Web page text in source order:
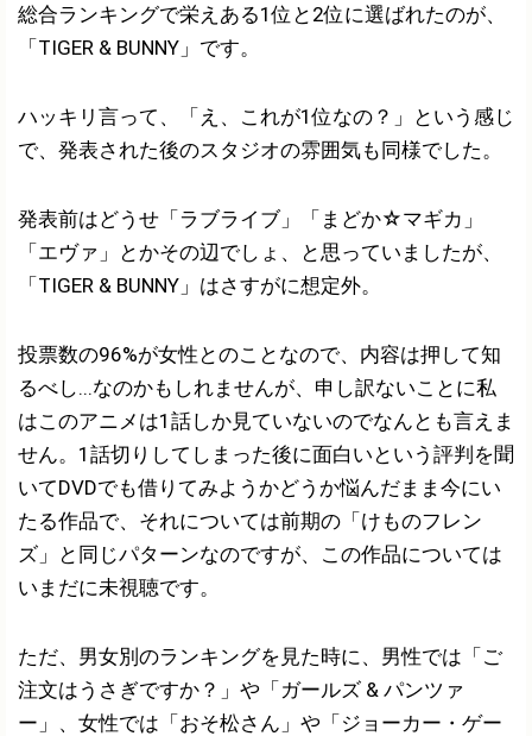
総合ランキングで栄えある1位と2位に選ばれたのが、
「TIGER & BUNNY」です。
ハッキリ言って、「え、これが1位なの？」という感じ
で、発表された後のスタジオの雰囲気も同様でした。
発表前はどうせ「ラブライブ」「まどか☆マギカ」
「エヴァ」とかその辺でしょ、と思っていましたが、
「TIGER & BUNNY」はさすがに想定外。
投票数の96%が女性とのことなので、内容は押して知
るべし...なのかもしれませんが、申し訳ないことに私
はこのアニメは1話しか見ていないのでなんとも言えま
せん。1話切りしてしまった後に面白いという評判を聞
いてDVDでも借りてみようかどうか悩んだまま今にい
たる作品で、それについては前期の「けものフレン
ズ」と同じパターンなのですが、この作品については
いまだに未視聴です。
ただ、男女別のランキングを見た時に、男性では「ご
注文はうさぎですか？」や「ガールズ & パンツァ
ー」、女性では「おそ松さん」や「ジョーカー・ゲー